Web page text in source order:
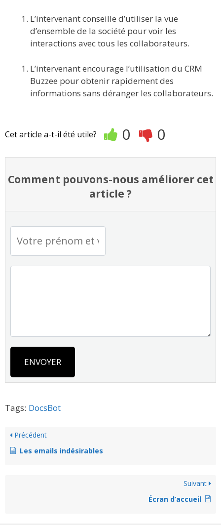
L’intervenant conseille d’utiliser la vue
d’ensemble de la société pour voir les
interactions avec tous les collaborateurs.
L’intervenant encourage l’utilisation du CRM
Buzzee pour obtenir rapidement des
informations sans déranger les collaborateurs.
Cet article a-t-il été utile? 0 0
Comment pouvons-nous améliorer cet
article ?
ENVOYER
Tags: DocsBot
Précédent
Les emails indésirables
Suivant
Écran d’accueil